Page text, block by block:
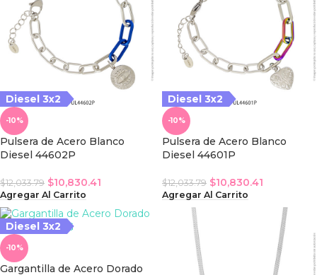
Diesel 3x2
-10%
Pulsera de Acero Blanco
Diesel 44602P
$12,033.79 $10,830.41
Agregar Al Carrito
Diesel 3x2
-10%
Pulsera de Acero Blanco
Diesel 44601P
$12,033.79 $10,830.41
Agregar Al Carrito
Diesel 3x2
-10%
Gargantilla de Acero Dorado
3x2